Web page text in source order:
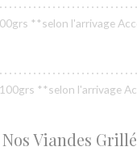
**selon l'arrivage
**selon l'arrivage
Nos Viandes